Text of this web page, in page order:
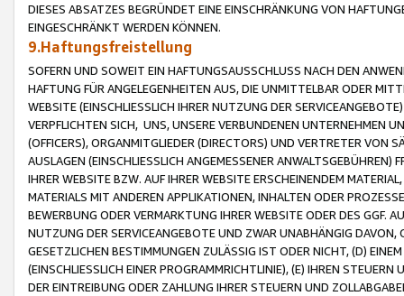
DIESES ABSATZES BEGRÜNDET EINE EINSCHRÄNKUNG VON
EINGESCHRÄNKT WERDEN KÖNNEN.
9.Haftungsfreistellung
SOFERN UND SOWEIT EIN HAFTUNGSAUSSCHLUSS NACH DEN
HAFTUNG FÜR ANGELEGENHEITEN AUS, DIE UNMITTELBAR ODER
WEBSITE (EINSCHLIESSLICH IHRER NUTZUNG DER
VERPFLICHTEN SICH, UNS, UNSERE VERBUNDENEN UNTERNEHMEN
(OFFICERS), ORGANMITGLIEDER (DIRECTORS) UND VERTRETER VON
AUSLAGEN (EINSCHLIESSLICH ANGEMESSENER
IHRER WEBSITE BZW. AUF IHRER WEBSITE ERSCHEINENDEM
MATERIALS MIT ANDEREN APPLIKATIONEN, INHALTEN ODER
BEWERBUNG ODER VERMARKTUNG IHRER WEBSITE ODER DES GGF.
NUTZUNG DER SERVICEANGEBOTE UND ZWAR UNABHÄNGIG
GESETZLICHEN BESTIMMUNGEN ZULÄSSIG IST ODER NICHT, (D)
(EINSCHLIESSLICH EINER PROGRAMMRICHTLINIE), (E) IHREN
DER EINTREIBUNG ODER ZAHLUNG IHRER STEUERN UND